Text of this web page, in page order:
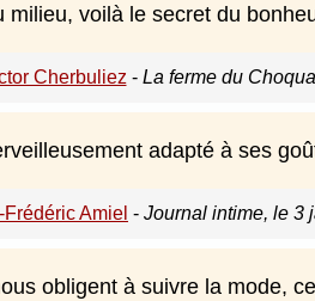
voilà le secret du
Cherbuliez - La ferme du
adapté à ses
Frédéric Amiel - Journal intime, le 3
obligent à suivre la mode,